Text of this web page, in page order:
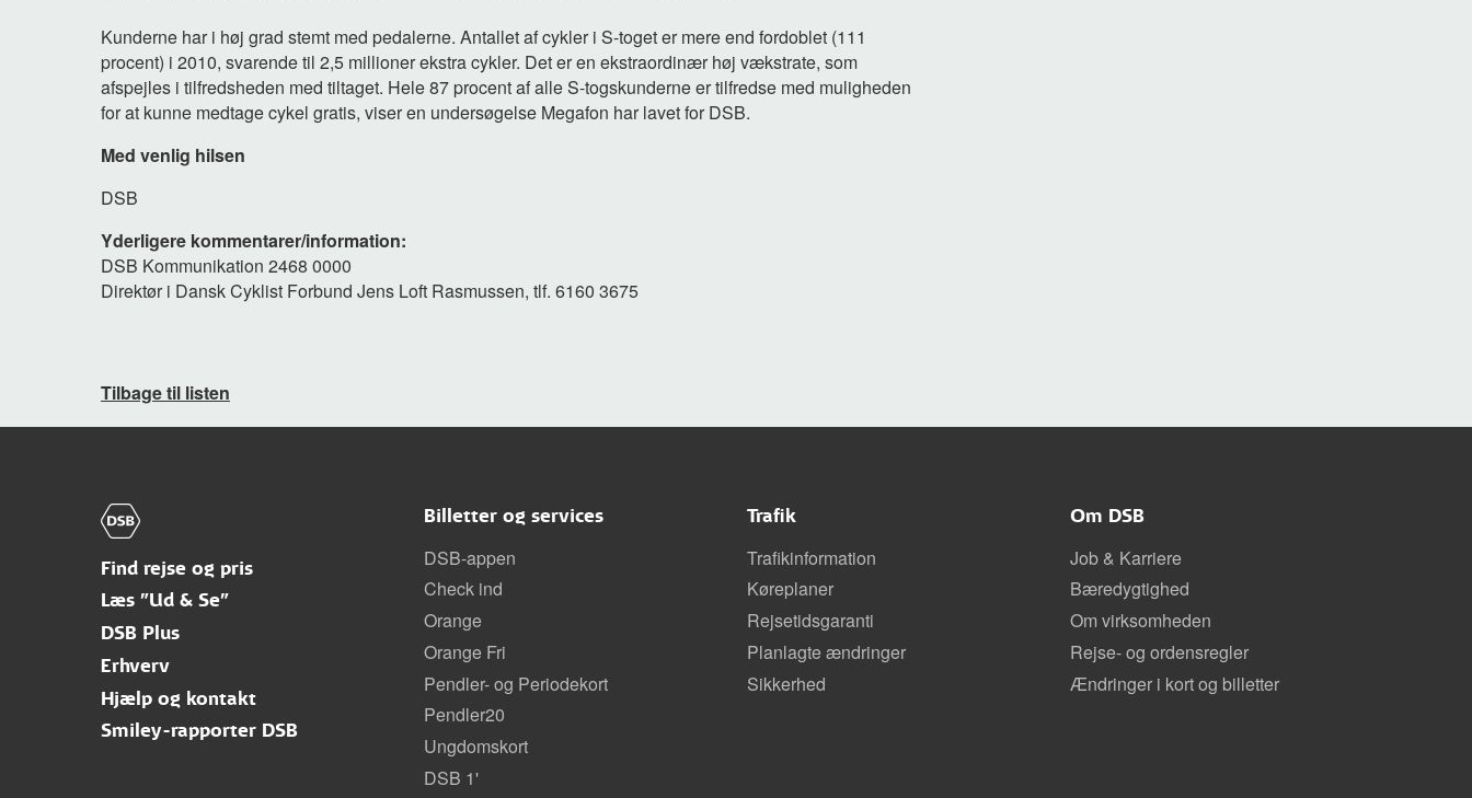
Kunderne har i høj grad stemt med pedalerne. Antallet af cykler i S-toget er mere end fordoblet (111
procent) i 2010, svarende til 2,5 millioner ekstra cykler. Det er en ekstraordinær høj vækstrate, som
afspejles i tilfredsheden med tiltaget. Hele 87 procent af alle S-togskunderne er tilfredse med muligheden
for at kunne medtage cykel gratis, viser en undersøgelse Megafon har lavet for DSB.
Med venlig hilsen
DSB
Yderligere kommentarer/information:
DSB Kommunikation 2468 0000
Direktør i Dansk Cyklist Forbund Jens Loft Rasmussen, tlf. 6160 3675
Tilbage til listen
Find rejse og pris
Læs "Ud & Se"
DSB Plus
Erhverv
Hjælp og kontakt
Smiley-rapporter DSB
Billetter og services
DSB-appen
Check ind
Orange
Orange Fri
Pendler- og Periodekort
Pendler20
Ungdomskort
DSB 1'
Trafik
Trafikinformation
Køreplaner
Rejsetidsgaranti
Planlagte ændringer
Sikkerhed
Om DSB
Job & Karriere
Bæredygtighed
Om virksomheden
Rejse- og ordensregler
Ændringer i kort og billetter